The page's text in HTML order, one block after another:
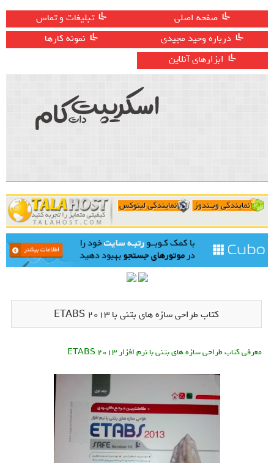
صفحه اصلی
تبلیغات و تماس
درباره وحید مجیدی
نمونه کارها
ابزارهای آنلاین
کتاب طراحی سازه های بتنی با ETABS 2013
معرفی کتاب طراحی سازه های بتنی با نرم افزار ETABS 2013